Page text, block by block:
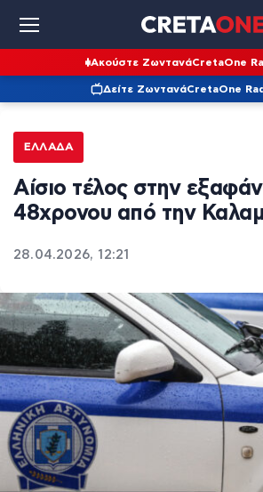
Ακούστε ΖωντανάCretaOne
Δείτε ΖωντανάCretaOne
ΕΛΛΆΔΑ
Αίσιο τέλος στην
48χρονου από την
28.04.2026, 12:21